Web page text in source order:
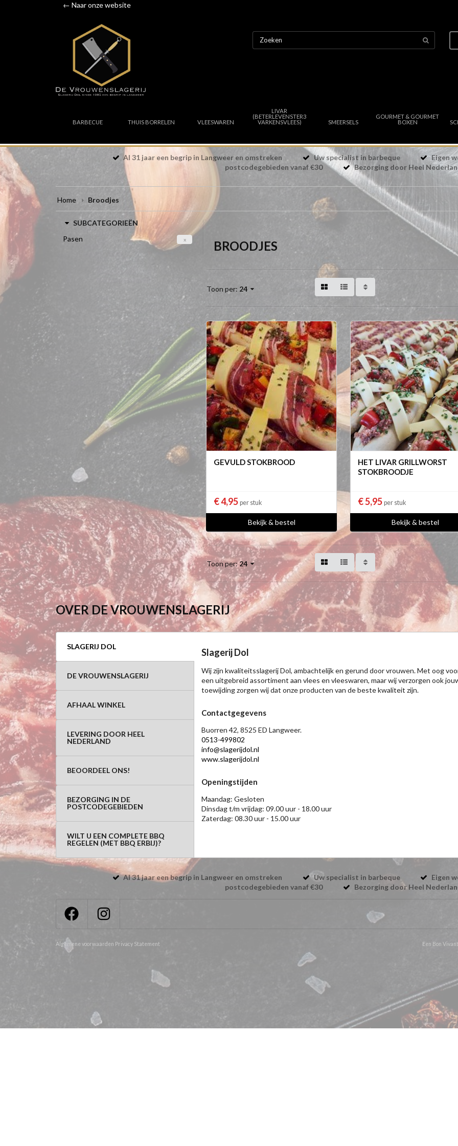
← Naar onze website
BARBECUE THUIS BORRELEN VLEESWAREN
LIVAR
(BETERLEVENSTER3
VARKENSVLEES)
SMEERSELS
GOURMET & GOURMET
BOXEN
Al 31 jaar een begrip in Langweer en omstreken Uw specialist in barbeque Eigen
postcodegebieden vanaf €30
Bezorging door Heel
Home Broodjes
SUBCATEGORIEËN
Pasen
x BROODJES
Toon per: 24
GEVULD STOKBROOD
€ 4,95per stuk
Bekijk & bestel
HET LIVAR GRILLWORST
STOKBROODJE
€ 5,95 per stuk
Bekijk & bestel
Toon per:24
OVER DE VROUWENSLAGERIJ
SLAGERIJ DOL
DE VROUWENSLAGERIJ
AFHAAL WINKEL
LEVERING DOOR HEEL
NEDERLAND
BEOORDEEL ONS!
BEZORGING IN DE
POSTCODEGEBIEDEN
WILT U EEN COMPLETE BBQ
REGELEN (MET BBQ ERBIJ)?
Slagerij Dol
Wij zijn kwaliteitsslagerij Dol, ambachtelijk en gerund door vrouwen. Met oog
een uitgebreid assortiment aan vlees en vleeswaren, maar wij verzorgen ook
toewijding zorgen wij dat onze producten van de beste kwaliteit zijn.
Contactgegevens
Buorren 42, 8525 ED Langweer.
0513-499802
info@slagerijdol.nl
www.slagerijdol.nl
Openingstijden
Maandag: Gesloten
Dinsdag t/m vrijdag: 09.00 uur - 18.00 uur
Zaterdag: 08.30 uur - 15.00 uur
Al 31 jaar een begrip in Langweer en omstreken Uw specialist in barbeque Eigen
postcodegebieden vanaf €30
Bezorging door Heel
Algemene voorwaarden Privacy Statement Een Bon